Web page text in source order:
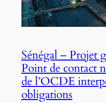
Sénégal – Projet
Point de contact
de l’OCDE
obligations